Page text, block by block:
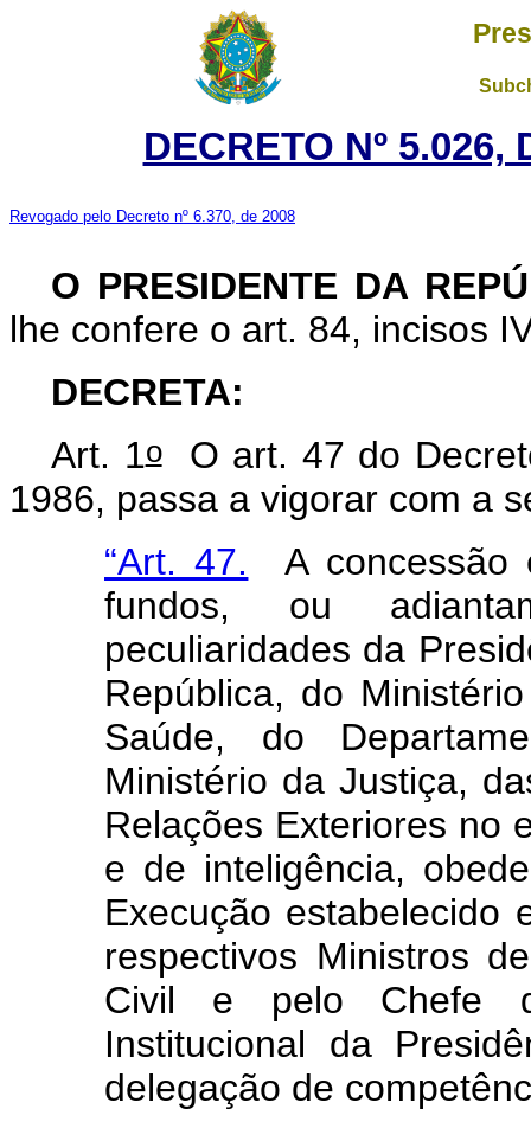
DECRETO Nº 5.026,
Revogado pelo Decreto nº 6.370, de 2008
O PRESIDENTE DA
lhe confere o art. 84, incisos
DECRETA:
Art. 1oO art. 47 do
1986, passa a vigorar com a
“Art. 47. A concessão
fundos, ou
peculiaridades da
República, do
Saúde, do
Ministério da Justiça,
Relações Exteriores no
e de inteligência,
Execução estabelecido
respectivos Ministros
Civil e pelo Chefe
Institucional da
delegação de